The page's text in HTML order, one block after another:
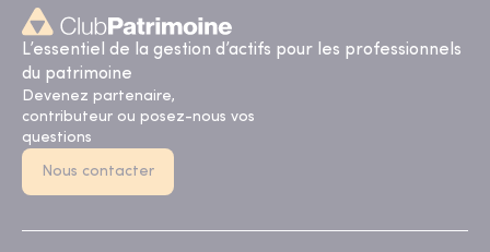
L’essentiel de la gestion d’actifs pour les professionnels
du patrimoine
Devenez partenaire,
contributeur ou posez-nous vos
questions
Nous contacter